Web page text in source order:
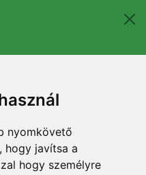
nyomkövető
hogy javítsa a
hogy személyre